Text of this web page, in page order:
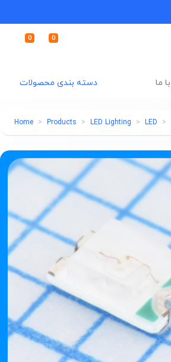
0 0
دسته بندی محصولات ما
Home Products LED Lighting LED